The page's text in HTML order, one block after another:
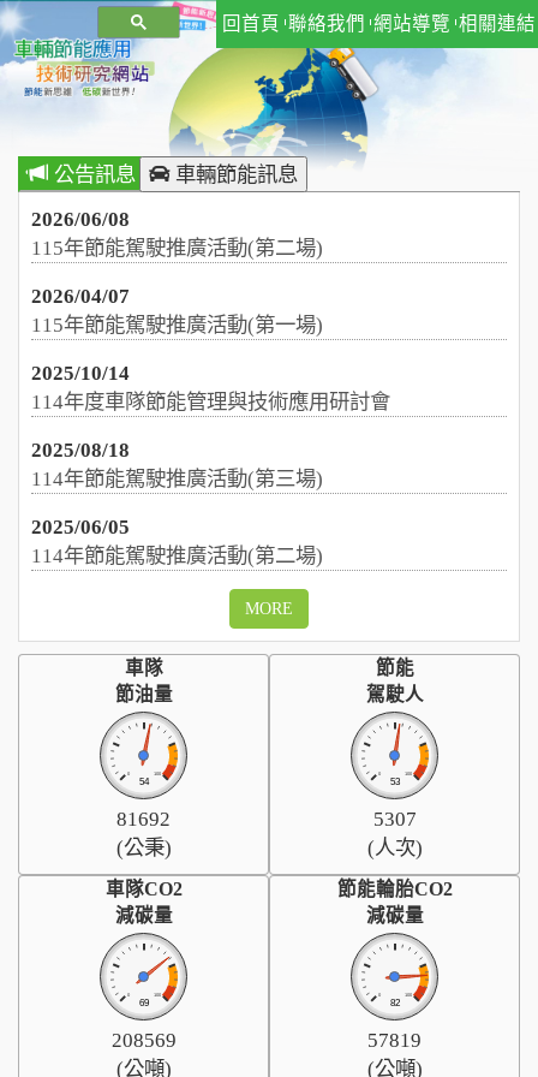
車
輛
節
應
用
技
術
研
究
網
站
首
頁
回首頁 聯絡我們 網站導覽 相關連結
公告訊息
車輛節能訊息
2026/06/08
115年節能駕駛推廣活動(第二場)
2026/04/07
115年節能駕駛推廣活動(第一場)
2025/10/14
114年度車隊節能管理與技術應用研討會
2025/08/18
114年節能駕駛推廣活動(第三場)
2025/06/05
114年節能駕駛推廣活動(第二場)
MORE
車隊
節油量
0 100
54
81692
(公秉)
節能
駕駛人
0 100
53
5307
(人次)
車隊CO2
減碳量
0 100
69
208569
(公噸)
節能輪胎CO2
減碳量
0 100
82
57819
(公噸)